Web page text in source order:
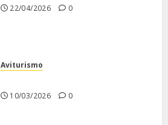
22/04/2026 0
Aviturismo
10/03/2026 0